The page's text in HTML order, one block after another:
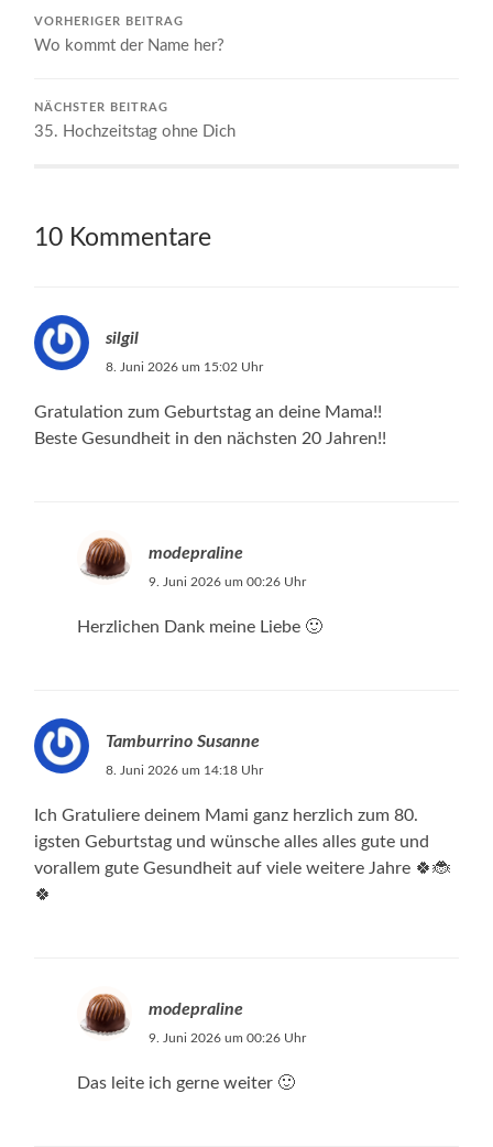
VORHERIGER BEITRAG
Wo kommt der Name her?
NÄCHSTER BEITRAG
35. Hochzeitstag ohne Dich
10 Kommentare
silgil
8. Juni 2026 um 15:02 Uhr
Gratulation zum Geburtstag an deine Mama!!
Beste Gesundheit in den nächsten 20 Jahren!!
modepraline
9. Juni 2026 um 00:26 Uhr
Herzlichen Dank meine Liebe 🙂
Tamburrino Susanne
8. Juni 2026 um 14:18 Uhr
Ich Gratuliere deinem Mami ganz herzlich zum 80.
igsten Geburtstag und wünsche alles alles gute und
vorallem gute Gesundheit auf viele weitere Jahre 🍀🐞
🍀
modepraline
9. Juni 2026 um 00:26 Uhr
Das leite ich gerne weiter 🙂